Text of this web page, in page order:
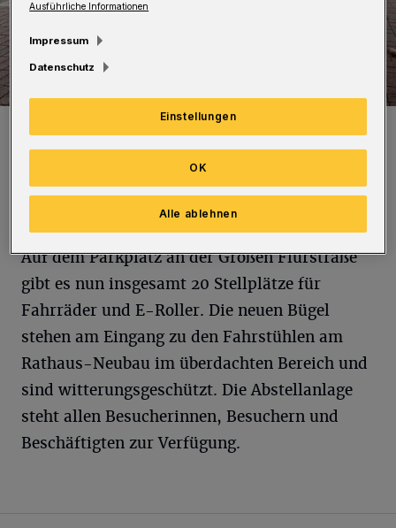
Die neuen Radbügel unter der Treppe.
Auf dem Parkplatz an der Großen Flurstraße
gibt es nun insgesamt 20 Stellplätze für
Fahrräder und E-Roller. Die neuen Bügel
stehen am Eingang zu den Fahrstühlen am
Rathaus-Neubau im überdachten Bereich und
sind witterungsgeschützt. Die Abstellanlage
steht allen Besucherinnen, Besuchern und
Beschäftigten zur Verfügung.
Ausführliche Informationen
Impressum
Datenschutz
Einstellungen
Alle ablehnen
OK